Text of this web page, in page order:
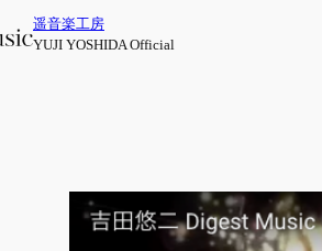
遥音楽工房
YUJI YOSHIDA Official